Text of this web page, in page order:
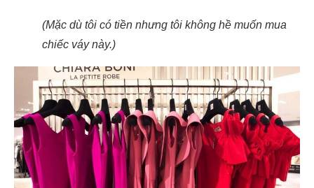
(Mặc dù tôi có tiền nhưng tôi không hề muốn mua
chiếc váy này.)